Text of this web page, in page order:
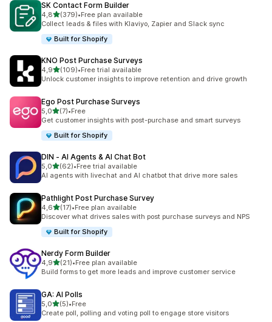
SK Contact Form Builder
4,8/ 5 tähteä
(379)
379 arvostelua yhteensä
•Free plan available
Collect leads & files with Klaviyo, Zapier and Slack sync
Built for Shopify
KNO Post Purchase Surveys
4,9/ 5 tähteä
(109)
109 arvostelua yhteensä
•Free trial available
Unlock customer insights to improve retention and drive growth
Ego Post Purchase Surveys
5,0/ 5 tähteä
(7)
7 arvostelua yhteensä
•Free
Get customer insights with post-purchase and smart surveys
Built for Shopify
DIN ‑ AI Agents & AI Chat Bot
5,0/ 5 tähteä
(62)
62 arvostelua yhteensä
•Free trial available
AI agents with livechat and AI chatbot that drive more sales
Pathlight Post Purchase Survey
4,6/ 5 tähteä
(17)
17 arvostelua yhteensä
•Free plan available
Discover what drives sales with post purchase surveys and NPS
Built for Shopify
Nerdy Form Builder
4,9/ 5 tähteä
(21)
21 arvostelua yhteensä
•Free plan available
Build forms to get more leads and improve customer service
GA: AI Polls
5,0/ 5 tähteä
(5)
5 arvostelua yhteensä
•Free
Create poll, polling and voting poll to engage store visitors